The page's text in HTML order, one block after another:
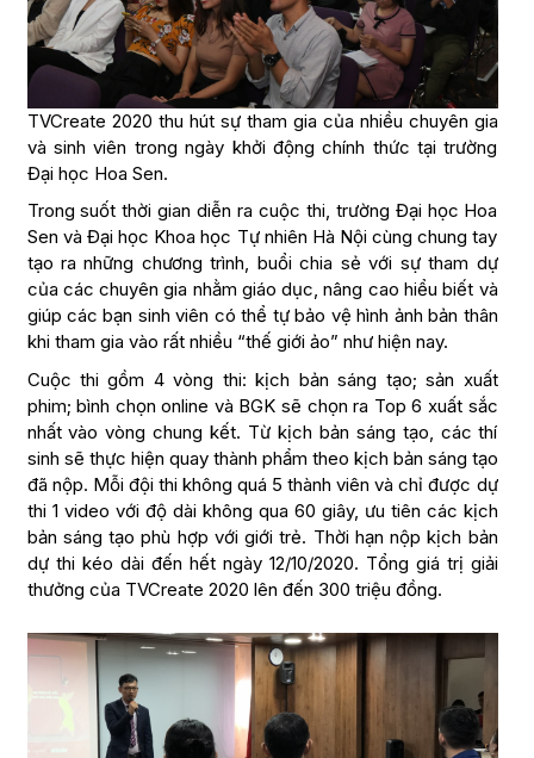
TVCreate 2020 thu hút sự tham gia của nhiều chuyên gia
và sinh viên trong ngày khởi động chính thức tại trường
Đại học Hoa Sen.
Trong suốt thời gian diễn ra cuộc thi, trường Đại học Hoa
Sen và Đại học Khoa học Tự nhiên Hà Nội cùng chung tay
tạo ra những chương trình, buổi chia sẻ với sự tham dự
của các chuyên gia nhằm giáo dục, nâng cao hiểu biết và
giúp các bạn sinh viên có thể tự bảo vệ hình ảnh bản thân
khi tham gia vào rất nhiều “thế giới ảo” như hiện nay.
Cuộc thi gồm 4 vòng thi: kịch bản sáng tạo; sản xuất
phim; bình chọn online và BGK sẽ chọn ra Top 6 xuất sắc
nhất vào vòng chung kết. Từ kịch bản sáng tạo, các thí
sinh sẽ thực hiện quay thành phẩm theo kịch bản sáng tạo
đã nộp. Mỗi đội thi không quá 5 thành viên và chỉ được dự
thi 1 video với độ dài không qua 60 giây, ưu tiên các kịch
bản sáng tạo phù hợp với giới trẻ. Thời hạn nộp kịch bản
dự thi kéo dài đến hết ngày 12/10/2020. Tổng giá trị giải
thưởng của TVCreate 2020 lên đến 300 triệu đồng.